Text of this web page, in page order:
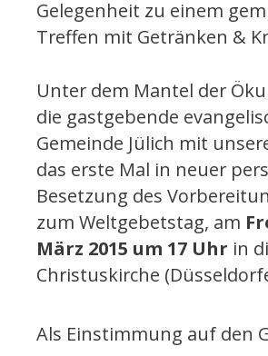
Gelegenheit zu einem
Treffen mit Getränken &
Unter dem Mantel der
die gastgebende
Gemeinde Jülich mit
das erste Mal in neuer
Besetzung des
zum Weltgebetstag, am
März 2015 um 17 Uhr in
Christuskirche
Als Einstimmung auf den